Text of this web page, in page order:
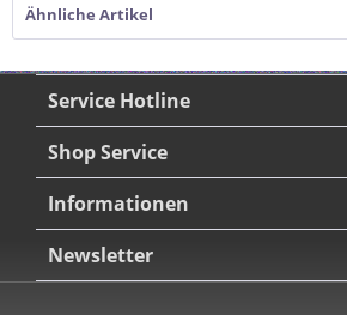
Ähnliche Artikel
Service Hotline
Shop Service
Informationen
Newsletter